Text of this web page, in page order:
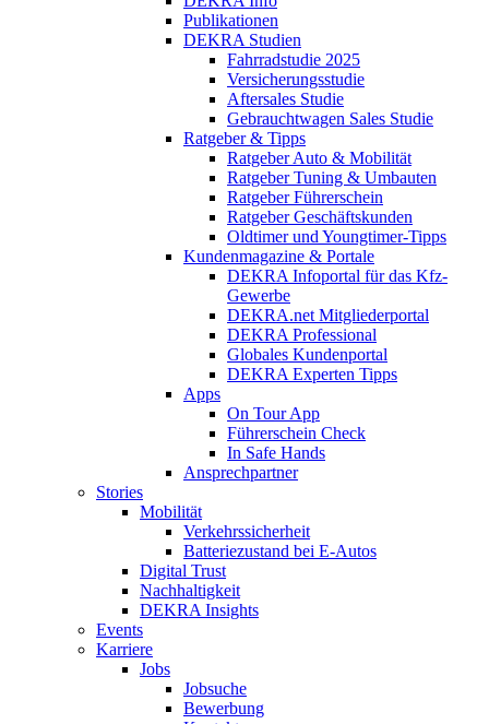
Publikationen
DEKRA Studien
Fahrradstudie 2025
Versicherungsstudie
Aftersales Studie
Gebrauchtwagen Sales Studie
Ratgeber & Tipps
Ratgeber Auto & Mobilität
Ratgeber Tuning & Umbauten
Ratgeber Führerschein
Ratgeber Geschäftskunden
Oldtimer und Youngtimer-Tipps
Kundenmagazine & Portale
DEKRA Infoportal für das Kfz-
Gewerbe
DEKRA.net Mitgliederportal
DEKRA Professional
Globales Kundenportal
DEKRA Experten Tipps
Apps
On Tour App
Führerschein Check
In Safe Hands
Ansprechpartner
Stories
Mobilität
Verkehrssicherheit
Batteriezustand bei E-Autos
Digital Trust
Nachhaltigkeit
DEKRA Insights
Events
Karriere
Jobs
Jobsuche
Bewerbung